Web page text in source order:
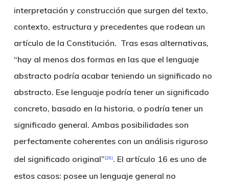
interpretación y construcción que surgen del texto,
contexto, estructura y precedentes que rodean un
artículo de la Constitución. Tras esas alternativas,
“hay al menos dos formas en las que el lenguaje
abstracto podría acabar teniendo un significado no
abstracto. Ese lenguaje podría tener un significado
concreto, basado en la historia, o podría tener un
significado general. Ambas posibilidades son
perfectamente coherentes con un análisis riguroso
del significado original” [26] . El artículo 16 es uno de
estos casos: posee un lenguaje general no